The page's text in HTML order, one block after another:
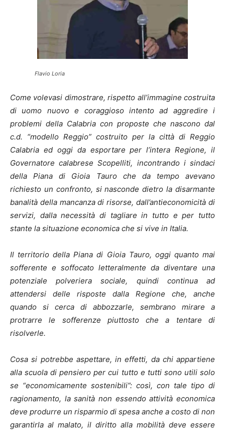
Flavio Loria
Come volevasi dimostrare, rispetto all’immagine costruita
di uomo nuovo e coraggioso intento ad aggredire i
problemi della Calabria con proposte che nascono dal
c.d. “modello Reggio” costruito per la città di Reggio
Calabria ed oggi da esportare per l’intera Regione, il
Governatore calabrese Scopelliti, incontrando i sindaci
della Piana di Gioia Tauro che da tempo avevano
richiesto un confronto, si nasconde dietro la disarmante
banalità della mancanza di risorse, dall’antieconomicità di
servizi, dalla necessità di tagliare in tutto e per tutto
stante la situazione economica che si vive in Italia.
Il territorio della Piana di Gioia Tauro, oggi quanto mai
sofferente e soffocato letteralmente da diventare una
potenziale polveriera sociale, quindi continua ad
attendersi delle risposte dalla Regione che, anche
quando si cerca di abbozzarle, sembrano mirare a
protrarre le sofferenze piuttosto che a tentare di
risolverle.
Cosa si potrebbe aspettare, in effetti, da chi appartiene
alla scuola di pensiero per cui tutto e tutti sono utili solo
se “economicamente sostenibili”: così, con tale tipo di
ragionamento, la sanità non essendo attività economica
deve produrre un risparmio di spesa anche a costo di non
garantirla al malato, il diritto alla mobilità deve essere